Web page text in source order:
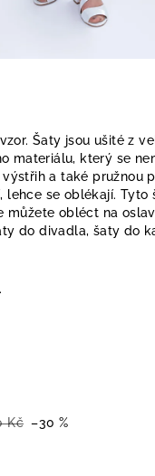
Šaty jsou ušité z
materiálu, který se
a také pružnou
lehce se oblékají. Tyto
můžete obléct na
do divadla, šaty do
Kč –30 %